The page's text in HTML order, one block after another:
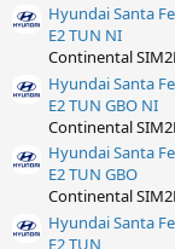
Hyundai Santa
E2 TUN NI
Continental
Hyundai Santa
E2 TUN GBO NI
Continental
Hyundai Santa
E2 TUN GBO
Continental
Hyundai Santa
E2 TUN